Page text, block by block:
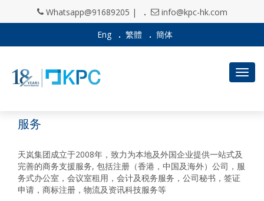
Whatsapp@91689205 |
info@kpc-hk.com
Eng
繁體 簡体
服务
天岚集团成立于2008年，致力为本地及外国企业提供一站式及
完善的商务支援服务, 包括注册（香港，中国及海外）公司，服
务式办公室，会议室租用，会计及税务服务，公司秘书，签证
申请，商标注册，物流及资讯科技服务等